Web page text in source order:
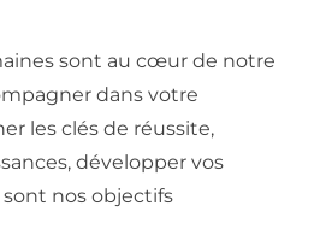
sont au cœur de notre
dans votre
les clés de réussite,
développer vos
nos objectifs